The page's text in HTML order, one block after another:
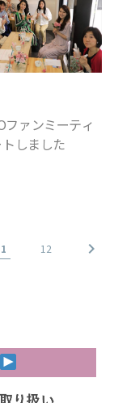
ファンミーティ
しました
12 chevron_right